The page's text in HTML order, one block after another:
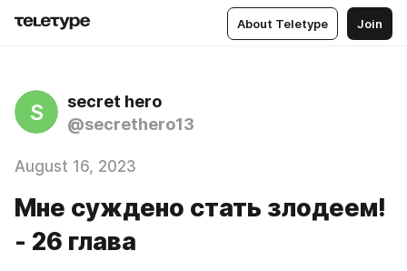
About Teletype Join
S
secret hero
@secrethero13
August 16, 2023
Мне суждено стать злодеем!
- 26 глава